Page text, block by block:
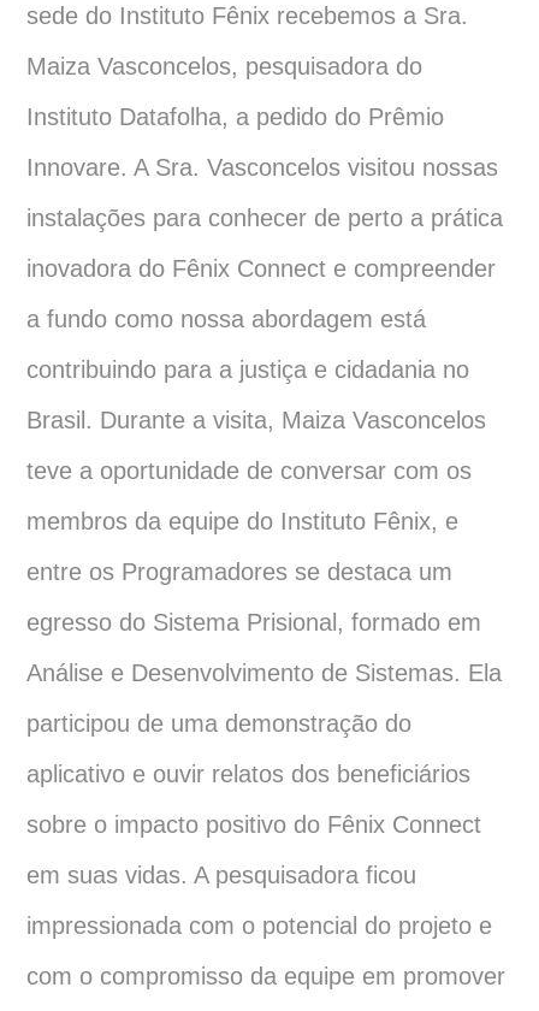
sede do Instituto Fênix recebemos a Sra.
Maiza Vasconcelos, pesquisadora do
Instituto Datafolha, a pedido do Prêmio
Innovare. A Sra. Vasconcelos visitou nossas
instalações para conhecer de perto a prática
inovadora do Fênix Connect e compreender
a fundo como nossa abordagem está
contribuindo para a justiça e cidadania no
Brasil. Durante a visita, Maiza Vasconcelos
teve a oportunidade de conversar com os
membros da equipe do Instituto Fênix, e
entre os Programadores se destaca um
egresso do Sistema Prisional, formado em
Análise e Desenvolvimento de Sistemas. Ela
participou de uma demonstração do
aplicativo e ouvir relatos dos beneficiários
sobre o impacto positivo do Fênix Connect
em suas vidas. A pesquisadora ficou
impressionada com o potencial do projeto e
com o compromisso da equipe em promover